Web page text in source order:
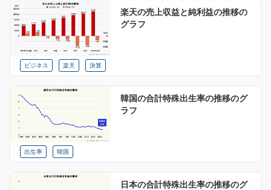
楽天の売上収益と純利益の推移の
グラフ
ビジネス 楽天 決算
韓国の合計特殊出生率の推移のグ
ラフ
出生率 韓国
日本の合計特殊出生率の推移のグ